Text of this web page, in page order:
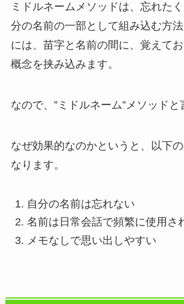
ミドルネームメソッドは、忘れた
分の名前の一部として組み込む方
には、苗字と名前の間に、覚えて
概念を挟み込みます。
なので、”ミドルネーム”メソッドと
なぜ効果的なのかというと、以下
なります。
自分の名前は忘れない
名前は日常会話で頻繁に使用さ
メモなしで思い出しやすい